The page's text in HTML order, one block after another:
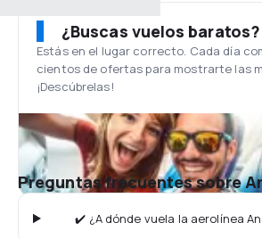
¿Buscas vuelos baratos?
Estás en el lugar correcto. Cada día
cientos de ofertas para mostrarte las
¡Descúbrelas!
Preguntas frecuentes sobre
✔️ ¿A dónde vuela la aerolínea